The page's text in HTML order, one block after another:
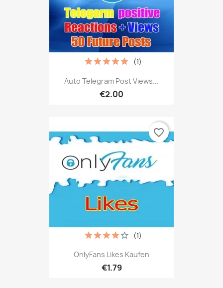
Auto Telegram Post Views...
€2.00
(1)
OnlyFans Likes Kaufen
€1.79
(1)
favorite_border